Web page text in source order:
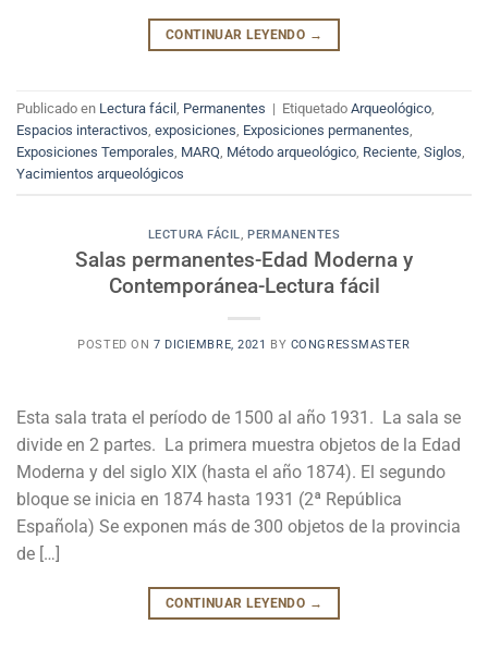
CONTINUAR LEYENDO →
Publicado en Lectura fácil , Permanentes | Etiquetado Arqueológico,
Espacios interactivos, exposiciones, Exposiciones permanentes,
Exposiciones Temporales, MARQ, Método arqueológico, Reciente, Siglos,
Yacimientos arqueológicos
LECTURA FÁCIL,PERMANENTES
Salas permanentes-Edad Moderna y
Contemporánea-Lectura fácil
POSTED ON 7 DICIEMBRE, 2021 BY CONGRESSMASTER
Esta sala trata el período de 1500 al año 1931. La sala se
divide en 2 partes. La primera muestra objetos de la Edad
Moderna y del siglo XIX (hasta el año 1874). El segundo
bloque se inicia en 1874 hasta 1931 (2ª República
Española) Se exponen más de 300 objetos de la provincia
de […]
CONTINUAR LEYENDO →